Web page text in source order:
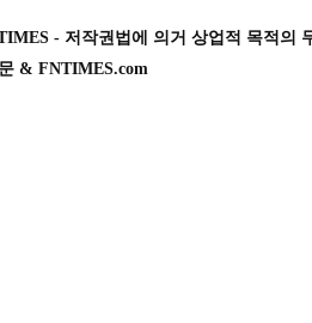
- 저작권법에 의거 상업적 목적의
& FNTIMES.com